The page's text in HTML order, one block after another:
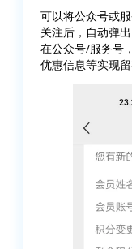
可以将公众号或
关注后，自动弹
在公众号/服务号
优惠信息等实现